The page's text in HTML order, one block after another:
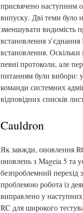
присвячено наступним
випуску. Дві теми було
зменшувати видимість
встановлення
встановлення.
певні протоколи, але
питанням були вибори:
команди системних
відповідних списків
Cauldron
Як завжди, оновлення
оновлень з Mageia 5 та
безпроблемний перехід
проблемою робота із
виправлено у
RC для широкого